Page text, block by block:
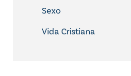
Sexo
Vida Cristiana